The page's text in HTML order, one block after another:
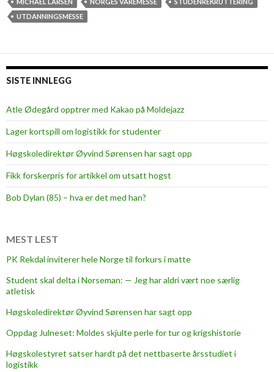
UTDANNINGSMESSE
SISTE INNLEGG
Atle Ødegård opptrer med Kakao på Moldejazz
Lager kortspill om logistikk for studenter
Høgskoledirektør Øyvind Sørensen har sagt opp
Fikk forskerpris for artikkel om utsatt hogst
Bob Dylan (85) – hva er det med han?
MEST LEST
PK Rekdal inviterer hele Norge til forkurs i matte
Student skal delta i Norseman: — Jeg har aldri vært noe særlig
atletisk
Høgskoledirektør Øyvind Sørensen har sagt opp
Oppdag Julneset: Moldes skjulte perle for tur og krigshistorie
Høgskolestyret satser hardt på det nettbaserte årsstudiet i
logistikk